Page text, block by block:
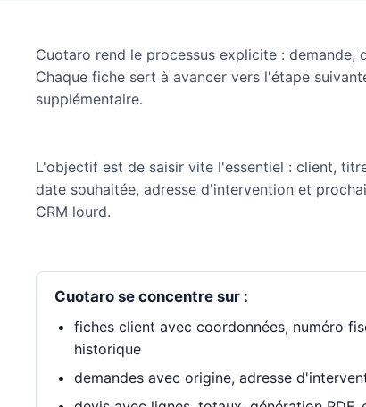
Cuotaro rend le processus explicite : demande,
Chaque fiche sert à avancer vers l'étape
supplémentaire.
L'objectif est de saisir vite l'essentiel : client,
date souhaitée, adresse d'intervention et
CRM lourd.
Cuotaro se concentre sur :
fiches client avec coordonnées, numéro
historique
demandes avec origine, adresse